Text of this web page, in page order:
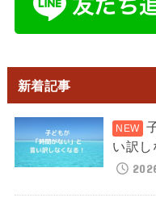
新着記事
い訳し